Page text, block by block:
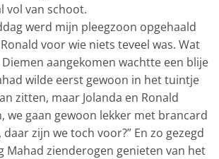
vol van schoot.
werd mijn pleegzoon opgehaald
voor wie niets teveel was. Wat
Diemen aangekomen wachtte een blije
wilde eerst gewoon in het tuintje
zitten, maar Jolanda en Ronald
we gaan gewoon lekker met brancard
zijn we toch voor?” En zo gezegd
Mahad zienderogen genieten van het